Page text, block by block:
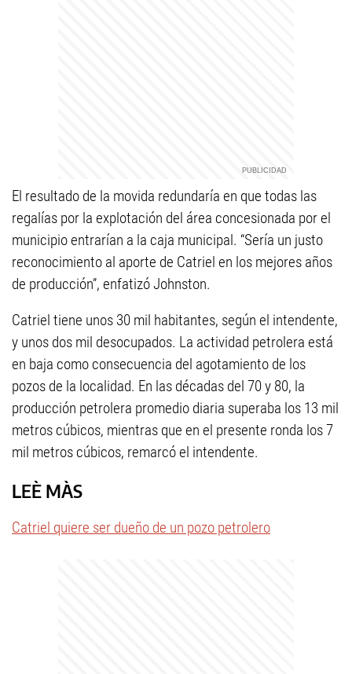
El resultado de la movida redundaría en que todas las
regalías por la explotación del área concesionada por el
municipio entrarían a la caja municipal. “Sería un justo
reconocimiento al aporte de Catriel en los mejores años
de producción”, enfatizó Johnston.
Catriel tiene unos 30 mil habitantes, según el intendente,
y unos dos mil desocupados. La actividad petrolera está
en baja como consecuencia del agotamiento de los
pozos de la localidad. En las décadas del 70 y 80, la
producción petrolera promedio diaria superaba los 13 mil
metros cúbicos, mientras que en el presente ronda los 7
mil metros cúbicos, remarcó el intendente.
LEÈ MÀS
Catriel quiere ser dueño de un pozo petrolero